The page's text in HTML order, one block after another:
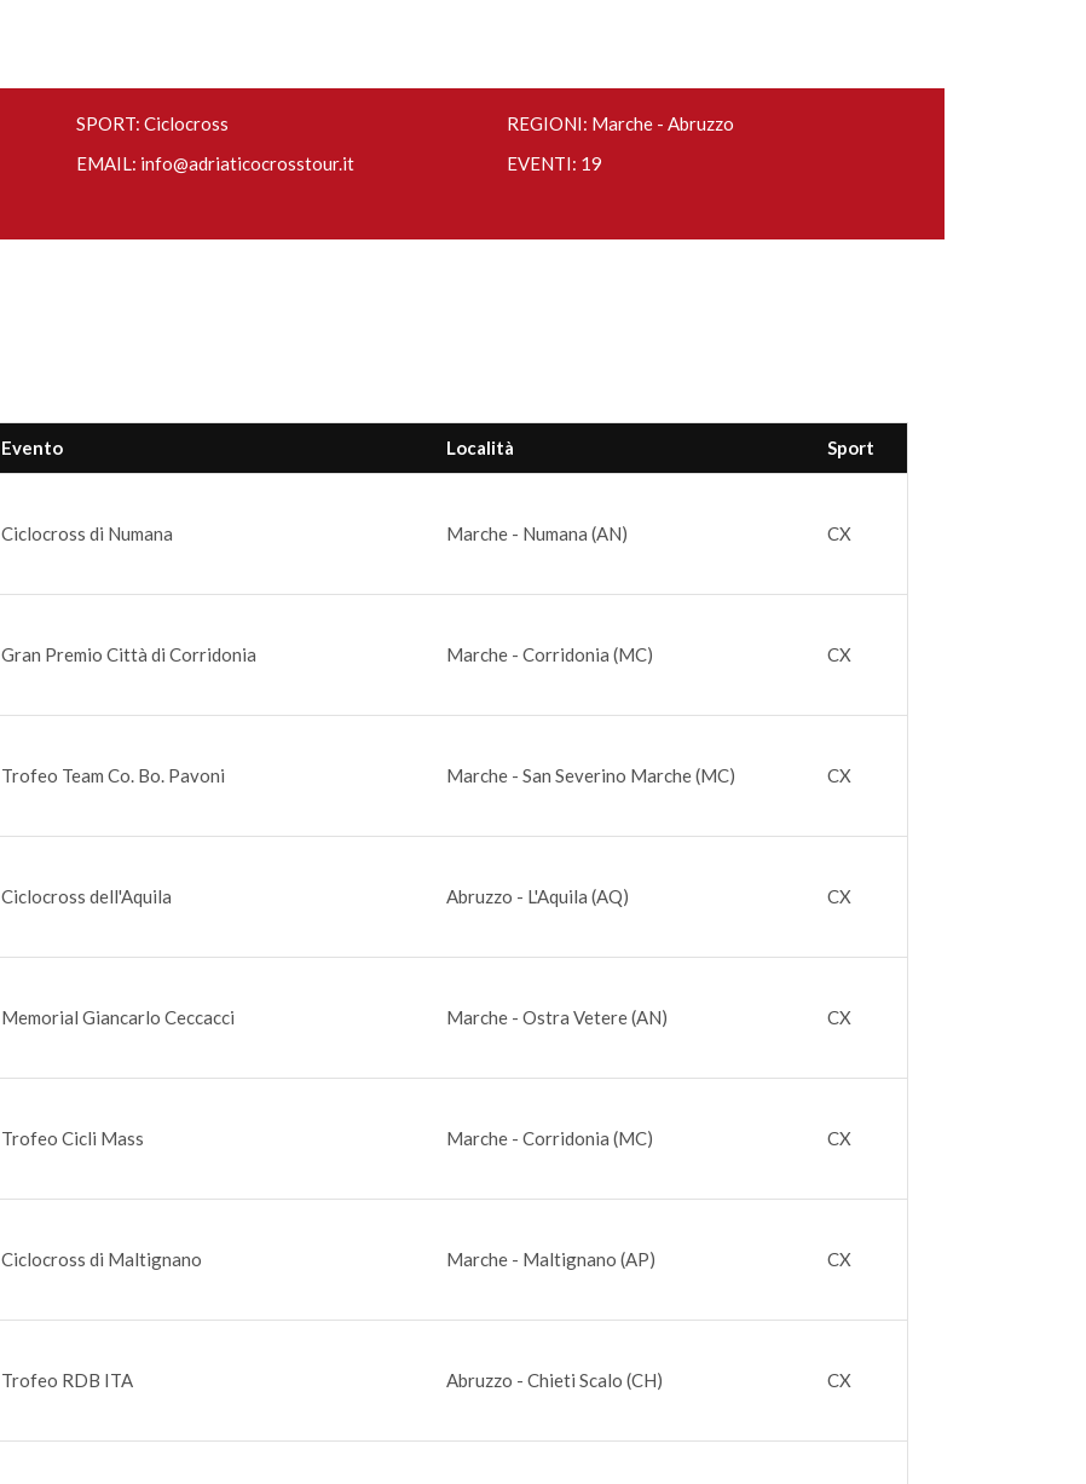
SPORT: Ciclocross
REGIONI: Marche - Abruzzo
EMAIL: info@adriaticocrosstour.it EVENTI: 19
Evento Località Sport
Ciclocross di Numana Marche - Numana (AN) CX
Gran Premio Città di Corridonia Marche - Corridonia (MC) CX
Trofeo Team Co. Bo. Pavoni Marche - San Severino Marche (MC) CX
Ciclocross dell'Aquila Abruzzo - L'Aquila (AQ) CX
Memorial Giancarlo Ceccacci Marche - Ostra Vetere (AN) CX
Trofeo Cicli Mass Marche - Corridonia (MC) CX
Ciclocross di Maltignano Marche - Maltignano (AP) CX
Trofeo RDB ITA Abruzzo - Chieti Scalo (CH) CX